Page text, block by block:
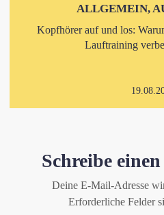
ALLGEMEIN,
Kopfhörer auf und los:
Lauftraining
Schreibe
Deine E-Mail-Adresse
Erforderliche Felder